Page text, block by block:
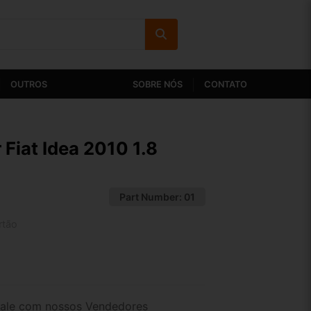
OUTROS SOBRE NÓS CONTATO
Idea 2010 1.8
Part Number: 01
com nossos Vendedores